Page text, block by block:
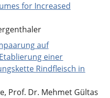
for Increased
auf
einer
Rindfleisch in
Prof. Dr. Mehmet Gültas